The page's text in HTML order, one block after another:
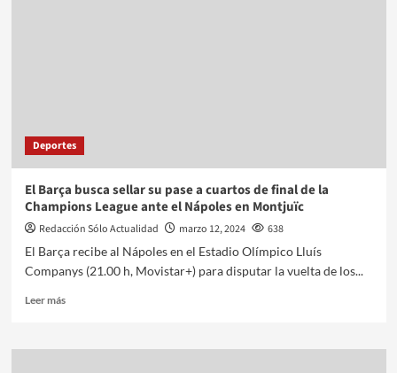
Deportes
El Barça busca sellar su pase a cuartos de final de la
Champions League ante el Nápoles en Montjuïc
Redacción Sólo Actualidad marzo 12, 2024
638
El Barça recibe al Nápoles en el Estadio Olímpico Lluís
Companys (21.00 h, Movistar+) para disputar la vuelta de los...
Leer más